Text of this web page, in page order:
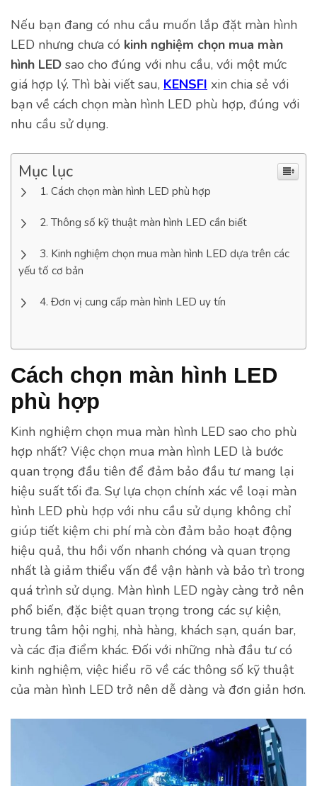
Nếu bạn đang có nhu cầu muốn lắp đặt màn hình
LED nhưng chưa có kinh nghiệm chọn mua màn
hình LED sao cho đúng với nhu cầu, với một mức
giá hợp lý. Thì bài viết sau, KENSFI xin chia sẻ với
bạn về cách chọn màn hình LED phù hợp, đúng với
nhu cầu sử dụng.
Mục lục
Cách chọn màn hình LED phù hợp
Thông số kỹ thuật màn hình LED cần biết
Kinh nghiệm chọn mua màn hình LED dựa trên các
yếu tố cơ bản
Đơn vị cung cấp màn hình LED uy tín
Cách chọn màn hình LED
phù hợp
Kinh nghiệm chọn mua màn hình LED sao cho phù
hợp nhất? Việc chọn mua màn hình LED là bước
quan trọng đầu tiên để đảm bảo đầu tư mang lại
hiệu suất tối đa. Sự lựa chọn chính xác về loại màn
hình LED phù hợp với nhu cầu sử dụng không chỉ
giúp tiết kiệm chi phí mà còn đảm bảo hoạt động
hiệu quả, thu hồi vốn nhanh chóng và quan trọng
nhất là giảm thiểu vấn đề vận hành và bảo trì trong
quá trình sử dụng. Màn hình LED ngày càng trở nên
phổ biến, đặc biệt quan trọng trong các sự kiện,
trung tâm hội nghị, nhà hàng, khách sạn, quán bar,
và các địa điểm khác. Đối với những nhà đầu tư có
kinh nghiệm, việc hiểu rõ về các thông số kỹ thuật
của màn hình LED trở nên dễ dàng và đơn giản hơn.